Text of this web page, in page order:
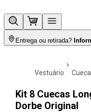
Entrega ou retirada?
vestuário cueca
Kit 8 Cuecas
Dorbe Original